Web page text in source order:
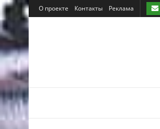
О проекте Контакты Реклама